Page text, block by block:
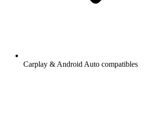
Carplay & Android Auto compatibles